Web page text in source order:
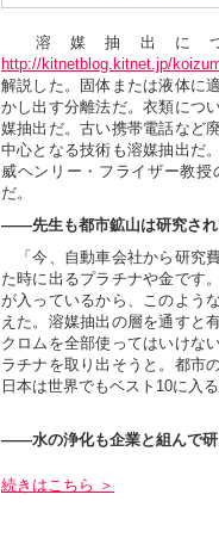
溶媒抽出に
http://kitnetblog.kitnet.jp/
解説した。固体または液体に
かし出す分離法だ。衣類につ
媒抽出だ。古い携帯電話など
中心となる技術も溶媒抽出だ
威ヘンリー・フライザー教
だ。
——先生も都市鉱山は研究され
「今、自動車会社から研究
た時に出るプラチナや金です
が入っているから、このよう
えた。溶媒抽出の層を通すと
クロムを全部使ってはいけな
ラチナを取り出そうと。都市
日本は世界でもベスト10に入
——水の浄化も企業と組んで研
続きはこちら ＞